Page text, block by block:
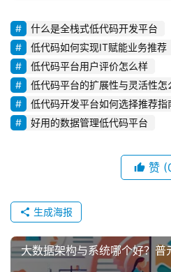
什么是全栈式低代码开发平台
低代码如何实现IT赋能业务推荐
低代码平台用户评价怎么样
低代码平台的扩展性与灵活性怎
低代码开发平台如何选择推荐指
好用的数据管理低代码平台
赞
生成海报
大数据架构与系统哪个好？普